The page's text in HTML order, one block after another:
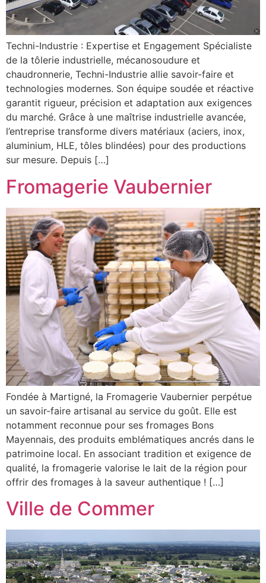
Techni-Industrie : Expertise et Engagement Spécialiste
de la tôlerie industrielle, mécanosoudure et
chaudronnerie, Techni-Industrie allie savoir-faire et
technologies modernes. Son équipe soudée et réactive
garantit rigueur, précision et adaptation aux exigences
du marché. Grâce à une maîtrise industrielle avancée,
l’entreprise transforme divers matériaux (aciers, inox,
aluminium, HLE, tôles blindées) pour des productions
sur mesure. Depuis […]
Fromagerie Vaubernier
Fondée à Martigné, la Fromagerie Vaubernier perpétue
un savoir-faire artisanal au service du goût. Elle est
notamment reconnue pour ses fromages Bons
Mayennais, des produits emblématiques ancrés dans le
patrimoine local. En associant tradition et exigence de
qualité, la fromagerie valorise le lait de la région pour
offrir des fromages à la saveur authentique ! […]
Ville de Commer